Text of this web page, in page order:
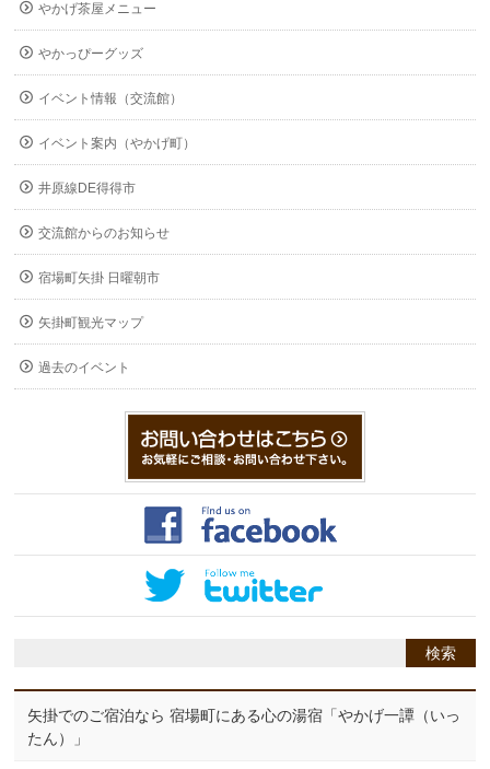
やかげ茶屋メニュー
やかっぴーグッズ
イベント情報（交流館）
イベント案内（やかげ町）
井原線DE得得市
交流館からのお知らせ
宿場町矢掛 日曜朝市
矢掛町観光マップ
過去のイベント
矢掛でのご宿泊なら 宿場町にある心の湯宿「やかげ一譚（いっ
たん）」